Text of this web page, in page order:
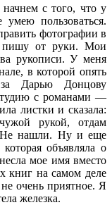
с того, что у
пользоваться.
фотографии в
пишу от руки. Мои
рукописи. У меня
в которой опять
Дарью Донцову
с романами —
листки и сказала:
рукой, отдам
Не нашли. Ну и еще
объявляла о
мое имя вместо
книг на самом деле
очень приятное. Я
железка.